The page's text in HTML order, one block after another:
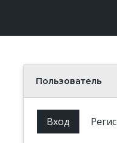
Пользователь
Вход